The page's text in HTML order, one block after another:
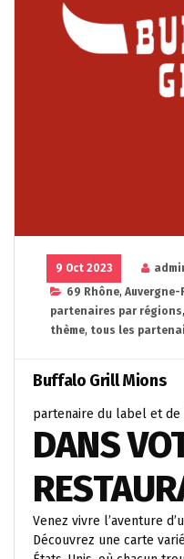
9 Oct 2023
69 Rhône, Auvergne-
partenaires par régions,
thème, tous les
Buffalo Grill Mions
partenaire du label et de
DANS
Venez vivre l’aventure
Découvrez une carte